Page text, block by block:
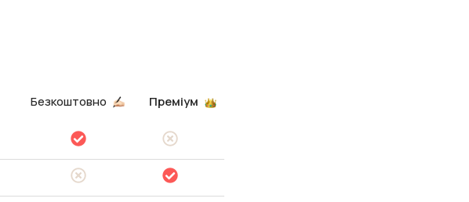
Безкоштовно Преміум